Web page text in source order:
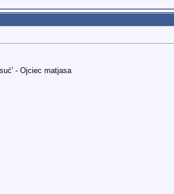
- Ojciec matjasa